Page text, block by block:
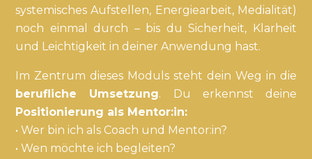
systemisches Aufstellen, Energiearbeit, Medialität)
noch einmal durch – bis du Sicherheit, Klarheit
und Leichtigkeit in deiner Anwendung hast.
Im Zentrum dieses Moduls steht dein Weg in die
berufliche Umsetzung. Du erkennst deine
Positionierung als Mentor:in:
• Wer bin ich als Coach und Mentor:in?
• Wen möchte ich begleiten?